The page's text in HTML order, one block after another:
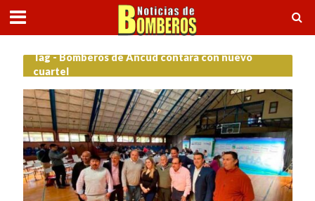
Tag - Bomberos de Ancud contará con nuevo
cuartel